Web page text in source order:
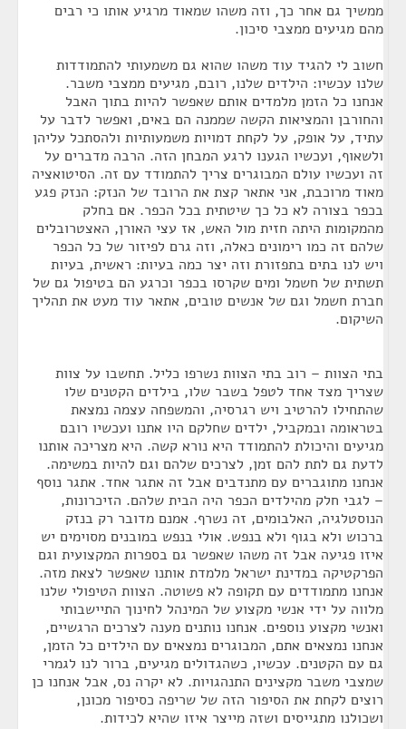
ממשיך גם אחר כך, וזה משהו שמאוד מרגיע אותו כי רבים
מהם מגיעים ממצבי סיכון.
חשוב לי להגיד עוד משהו שהוא גם משמעותי להתמודדות
שלנו עכשיו: הילדים שלנו, רובם, מגיעים ממצבי משבר.
אנחנו כל הזמן מלמדים אותם שאפשר להיות בתוך האבל
והחורבן והמציאות הקשה שממנה הם באים, ואפשר לדבר על
עתיד, על אופק, על לקחת דמויות משמעותיות ולהסתכל עליהן
ולשאוף, ועכשיו הגענו לרגע המבחן הזה. הרבה מדברים על
זה ועכשיו עולם המבוגרים צריך להתמודד עם זה. הסיטואציה
מאוד מרוכבת, אני אתאר קצת את הרובד של הנזק: הנזק פגע
בכפר בצורה לא כל כך שיטתית בכל הכפר. אם בחלק
מהמקומות היתה חזית מול האש, אז עצי האורן, האצטרובלים
שלהם זה כמו רימונים כאלה, וזה גרם לפיזור של כל הכפר
ויש לנו בתים בתפזורת וזה יצר כמה בעיות: ראשית, בעיות
תשתית של חשמל ומים שקרסו בכפר וכרגע הם בטיפול גם של
חברת חשמל וגם של אנשים טובים, אתאר עוד מעט את תהליך
השיקום.
בתי הצוות – רוב בתי הצוות נשרפו כליל. תחשבו על צוות
שצריך מצד אחד לטפל בשבר שלו, בילדים הקטנים שלו
שהתחילו להרטיב ויש רגרסיה, והמשפחה עצמה נמצאת
בטראומה ובמקביל, ילדים שחלקם היו אתנו ועכשיו רובם
מגיעים והיכולת להתמודד היא נורא קשה. היא מצריכה אותנו
לדעת גם לתת להם זמן, לצרכים שלהם וגם להיות במשימה.
אנחנו מתוגברים עם מתנדבים אבל זה אתגר אחד. אתגר נוסף
– לגבי חלק מהילדים הכפר היה הבית שלהם. הזיכרונות,
הנוסטלגיה, האלבומים, זה נשרף. אמנם מדובר רק בנזק
ברכוש ולא בגוף ולא בנפש. אולי בנפש במובנים מסוימים יש
איזו פגיעה אבל זה משהו שאפשר גם בספרות המקצועית וגם
הפרקטיקה במדינת ישראל מלמדת אותנו שאפשר לצאת מזה.
אנחנו מתמודדים עם תקופה לא פשוטה. הצוות הטיפולי שלנו
מלווה על ידי אנשי מקצוע של המינהל לחינוך התיישבותי
ואנשי מקצוע נוספים. אנחנו נותנים מענה לצרכים הרגשיים,
אנחנו נמצאים אתם, המבוגרים נמצאים עם הילדים כל הזמן,
גם עם הקטנים. עכשיו, כשהגדולים מגיעים, ברור לנו לגמרי
שמצבי משבר מקצינים התנהגויות. לא יקרה נס, אבל אנחנו כן
רוצים לקחת את הסיפור הזה של שריפה כסיפור מכונן,
ושכולנו מתגייסים ושזה מייצר איזו שהיא לכידות.